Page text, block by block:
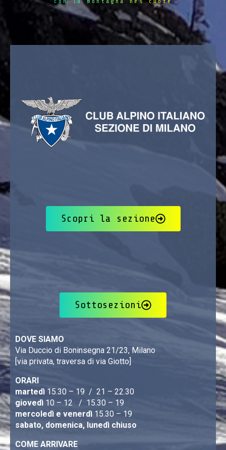
Scopri la sezione
Sottosezioni
DOVE SIAMO
Via Duccio di Boninsegna 21/23, Milano
[via privata, traversa di via Giotto]
ORARI
martedì 15.30 – 19 / 21 – 22.30
giovedì 10 – 12 / 15.30 – 19
mercoledì e venerdì 15.30 – 19
sabato, domenica, lunedì chiuso
COME ARRIVARE